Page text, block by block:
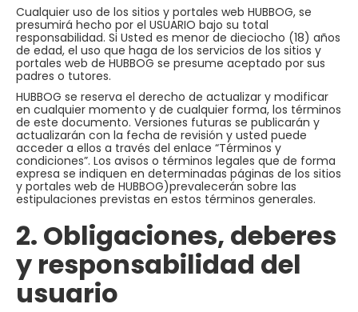
Cualquier uso de los sitios y portales web HUBBOG, se
presumirá hecho por el USUARIO bajo su total
responsabilidad. Si Usted es menor de dieciocho (18) años
de edad, el uso que haga de los servicios de los sitios y
portales web de HUBBOG se presume aceptado por sus
padres o tutores.
HUBBOG se reserva el derecho de actualizar y modificar
en cualquier momento y de cualquier forma, los términos
de este documento. Versiones futuras se publicarán y
actualizarán con la fecha de revisión y usted puede
acceder a ellos a través del enlace “Términos y
condiciones”. Los avisos o términos legales que de forma
expresa se indiquen en determinadas páginas de los sitios
y portales web de HUBBOG)prevalecerán sobre las
estipulaciones previstas en estos términos generales.
2. Obligaciones, deberes
y responsabilidad del
usuario